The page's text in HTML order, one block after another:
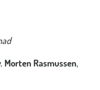
Morten Rasmussen,